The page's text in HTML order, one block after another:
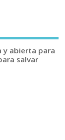
y abierta para
salvar